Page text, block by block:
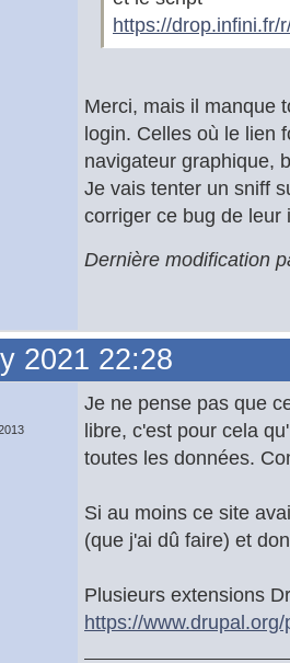
https://
Merci, mais il manque
login. Celles où le lien
navigateur graphique,
Je vais tenter un sniff
corriger ce bug de leur
Dernière modification
2021 22:28
Je ne pense pas que
libre, c'est pour cela
toutes les données.
Si au moins ce site
(que j'ai dû faire) et
Plusieurs extensions
https://